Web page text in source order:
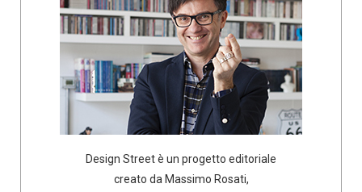
Design Street è un progetto editoriale
creato da Massimo Rosati,